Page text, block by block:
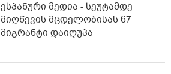
ესპანური მედია - სეუტამდე
მიღწევის მცდელობისას 67
მიგრანტი დაიღუპა